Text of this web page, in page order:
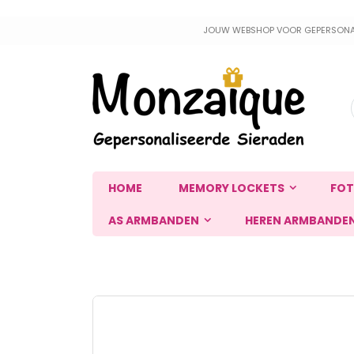
inhoud
JOUW WEBSHOP VOOR
HOME MEMORY LOCKETS
AS ARMBANDEN HEREN
Ga